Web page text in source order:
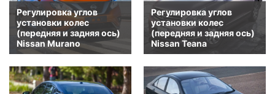
Регулировка углов
установки колес
(передняя и задняя ось)
Nissan Murano
Регулировка углов
установки колес
(передняя и задняя ось)
Nissan Teana